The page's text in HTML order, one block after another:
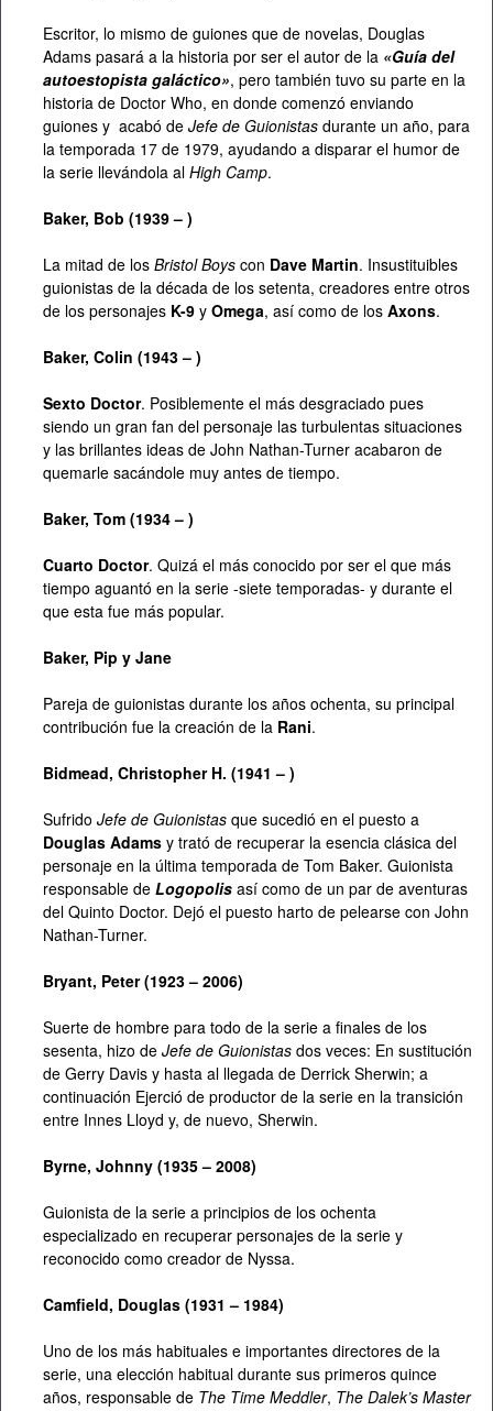
Escritor, lo mismo de guiones que de novelas, Douglas
Adams pasará a la historia por ser el autor de la «Guía del
autoestopista galáctico», pero también tuvo su parte en la
historia de Doctor Who, en donde comenzó enviando
guiones y acabó de Jefe de Guionistas durante un año, para
la temporada 17 de 1979, ayudando a disparar el humor de
la serie llevándola al High Camp.
Baker, Bob (1939 – )
La mitad de los Bristol Boys con Dave Martin. Insustituibles
guionistas de la década de los setenta, creadores entre otros
de los personajes K-9 y Omega, así como de los Axons.
Baker, Colin (1943 – )
Sexto Doctor. Posiblemente el más desgraciado pues
siendo un gran fan del personaje las turbulentas situaciones
y las brillantes ideas de John Nathan-Turner acabaron de
quemarle sacándole muy antes de tiempo.
Baker, Tom (1934 – )
Cuarto Doctor. Quizá el más conocido por ser el que más
tiempo aguantó en la serie -siete temporadas- y durante el
que esta fue más popular.
Baker, Pip y Jane
Pareja de guionistas durante los años ochenta, su principal
contribución fue la creación de la Rani.
Bidmead, Christopher H. (1941 – )
Sufrido Jefe de Guionistas que sucedió en el puesto a
Douglas Adams y trató de recuperar la esencia clásica del
personaje en la última temporada de Tom Baker. Guionista
responsable de Logopolis así como de un par de aventuras
del Quinto Doctor. Dejó el puesto harto de pelearse con John
Nathan-Turner.
Bryant, Peter (1923 – 2006)
Suerte de hombre para todo de la serie a finales de los
sesenta, hizo de Jefe de Guionistas dos veces: En sustitución
de Gerry Davis y hasta al llegada de Derrick Sherwin; a
continuación Ejerció de productor de la serie en la transición
entre Innes Lloyd y, de nuevo, Sherwin.
Byrne, Johnny (1935 – 2008)
Guionista de la serie a principios de los ochenta
especializado en recuperar personajes de la serie y
reconocido como creador de Nyssa.
Camfield, Douglas (1931 – 1984)
Uno de los más habituales e importantes directores de la
serie, una elección habitual durante sus primeros quince
años, responsable de The Time Meddler, The Dalek’s Master